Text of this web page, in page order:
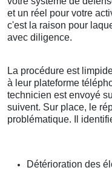
et un réel pour votre
c'est la raison pour
avec diligence.
La procédure est
à leur plateforme
technicien est envoyé
suivent. Sur place, le
problématique. Il
Détérioration des